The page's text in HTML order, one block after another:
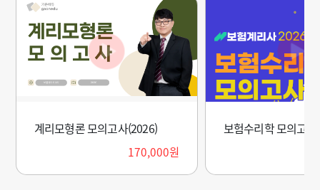
보험수리학 모의고사(2026) 계리